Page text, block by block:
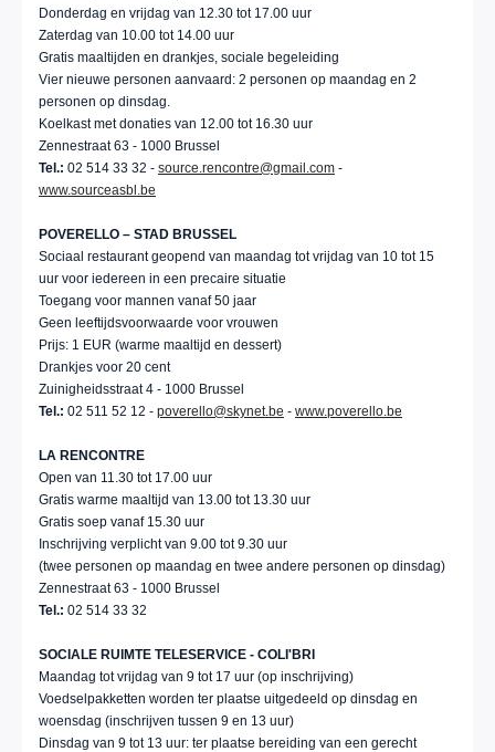
Donderdag en vrijdag van 12.30 tot 17.00 uur
Zaterdag van 10.00 tot 14.00 uur
Gratis maaltijden en drankjes, sociale begeleiding
Vier nieuwe personen aanvaard: 2 personen op maandag en 2
personen op dinsdag.
Koelkast met donaties van 12.00 tot 16.30 uur
Zennestraat 63 - 1000 Brussel
Tel.: 02 514 33 32 - source.rencontre@gmail.com -
www.sourceasbl.be
POVERELLO – STAD BRUSSEL
Sociaal restaurant geopend van maandag tot vrijdag van 10 tot 15
uur voor iedereen in een precaire situatie
Toegang voor mannen vanaf 50 jaar
Geen leeftijdsvoorwaarde voor vrouwen
Prijs: 1 EUR (warme maaltijd en dessert)
Drankjes voor 20 cent
Zuinigheidsstraat 4 - 1000 Brussel
Tel.: 02 511 52 12 - poverello@skynet.be - www.poverello.be
LA RENCONTRE
Open van 11.30 tot 17.00 uur
Gratis warme maaltijd van 13.00 tot 13.30 uur
Gratis soep vanaf 15.30 uur
Inschrijving verplicht van 9.00 tot 9.30 uur
(twee personen op maandag en twee andere personen op dinsdag)
Zennestraat 63 - 1000 Brussel
Tel.: 02 514 33 32
SOCIALE RUIMTE TELESERVICE - COLI'BRI
Maandag tot vrijdag van 9 tot 17 uur (op inschrijving)
Voedselpakketten worden ter plaatse uitgedeeld op dinsdag en
woensdag (inschrijven tussen 9 en 13 uur)
Dinsdag van 9 tot 13 uur: ter plaatse bereiding van een gerecht